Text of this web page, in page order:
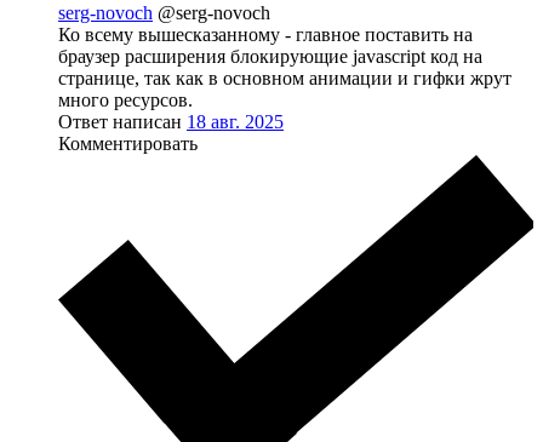
serg-novoch @serg-novoch
Ко всему вышесказанному - главное поставить на
браузер расширения блокирующие javascript код на
странице, так как в основном анимации и гифки жрут
много ресурсов.
Ответ написан 18 авг. 2025
Комментировать